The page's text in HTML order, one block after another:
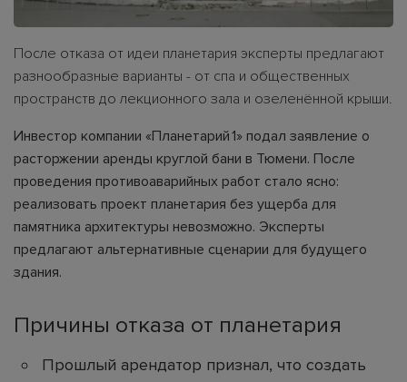
После отказа от идеи планетария эксперты предлагают
разнообразные варианты - от спа и общественных
пространств до лекционного зала и озеленённой крыши.
Инвестор компании «Планетарий 1» подал заявление о
расторжении аренды круглой бани в Тюмени. После
проведения противоаварийных работ стало ясно:
реализовать проект планетария без ущерба для
памятника архитектуры невозможно. Эксперты
предлагают альтернативные сценарии для будущего
здания.
Причины отказа от планетария
Прошлый арендатор признал, что создать